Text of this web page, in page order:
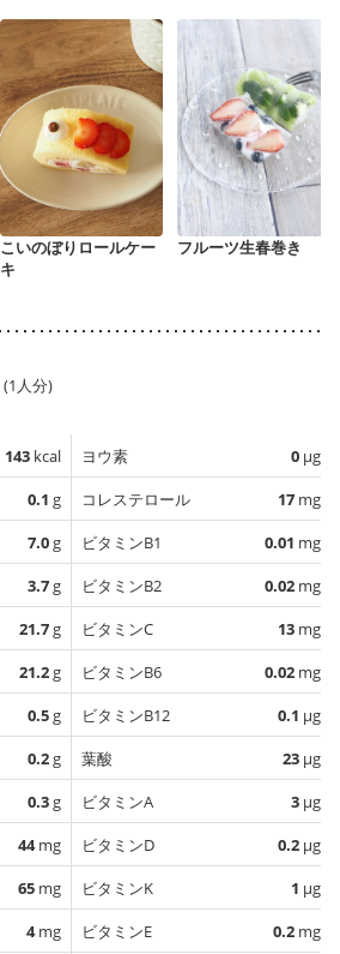
こいのぼりロールケー
キ
フルーツ生春巻き
(1人分)
143 kcal
0.1 g
7.0g
3.7g
21.7g
21.2g
0.5g
0.2g
0.3g
44mg
65 mg
4mg
ヨウ素 0 µg
コレステロール
17 mg
ビタミンB1
0.01 mg
ビタミンB2
0.02 mg
ビタミンC
13 mg
ビタミンB6
0.02 mg
ビタミンB12
0.1 µg
葉酸
23 µg
ビタミンA
3 µg
ビタミンD
0.2 µg
ビタミンK
1 µg
ビタミンE
0.2 mg